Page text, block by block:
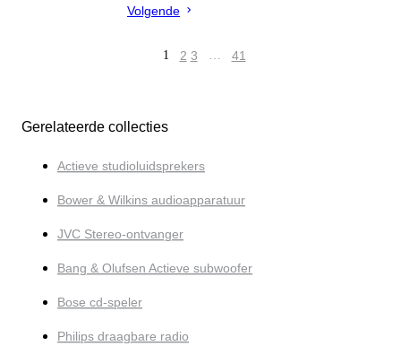
Volgende
1 2 3 … 41
Gerelateerde collecties
Actieve studioluidsprekers
Bower & Wilkins audioapparatuur
JVC Stereo-ontvanger
Bang & Olufsen Actieve subwoofer
Bose cd-speler
Philips draagbare radio